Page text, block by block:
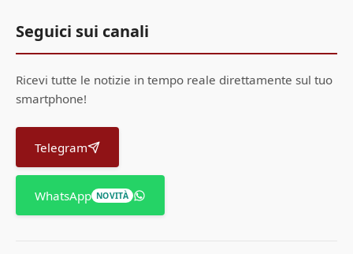
Seguici sui canali
Ricevi tutte le notizie in tempo reale direttamente sul tuo
smartphone!
Telegram
WhatsApp NOVITÀ